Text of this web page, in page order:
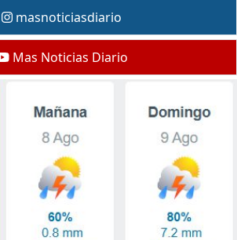
masnoticiasdiario
Mas Noticias Diario